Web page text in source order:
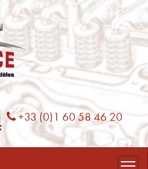
Phone
+33 (0)1 60 58 46 20
Facebook